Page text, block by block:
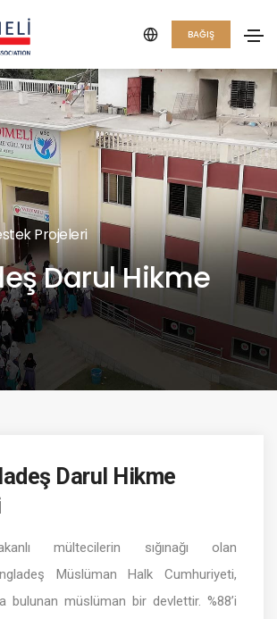
BAĞIŞ
Projeleri
Darul Hikme
Darul Hikme
mültecilerin sığınağı olan
Müslüman Halk Cumhuriyeti,
bulunan müslüman bir devlettir. %88’i